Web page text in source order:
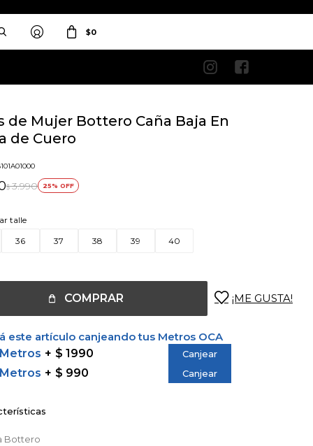
$0
 
de Mujer Bottero Caña Baja En
de Cuero
$ 3.990 25
talle
36 37 38 39 40
COMPRAR
este artículo canjeando tus Metros OCA
$ 1990 Canjear
$ 990 Canjear
Bottero